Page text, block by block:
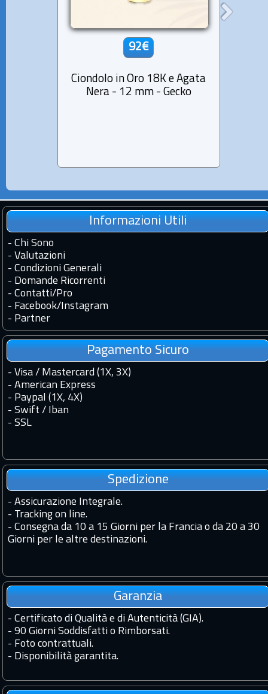
92€
Ciondolo in Oro 18K e Agata
Nera - 12 mm - Gecko
Informazioni Utili
- Chi Sono
- Valutazioni
- Condizioni Generali
- Domande Ricorrenti
- Contatti/Pro
- Facebook/Instagram
- Partner
Pagamento Sicuro
- Visa / Mastercard (1X, 3X)
- American Express
- Paypal (1X, 4X)
- Swift / Iban
- SSL
Spedizione
- Assicurazione Integrale.
- Tracking on line.
- Consegna da 10 a 15 Giorni per la Francia o da 20 a 30
Giorni per le altre destinazioni.
Garanzia
- Certificato di Qualità e di Autenticità (GIA).
- 90 Giorni Soddisfatti o Rimborsati.
- Foto contrattuali.
- Disponibilità garantita.